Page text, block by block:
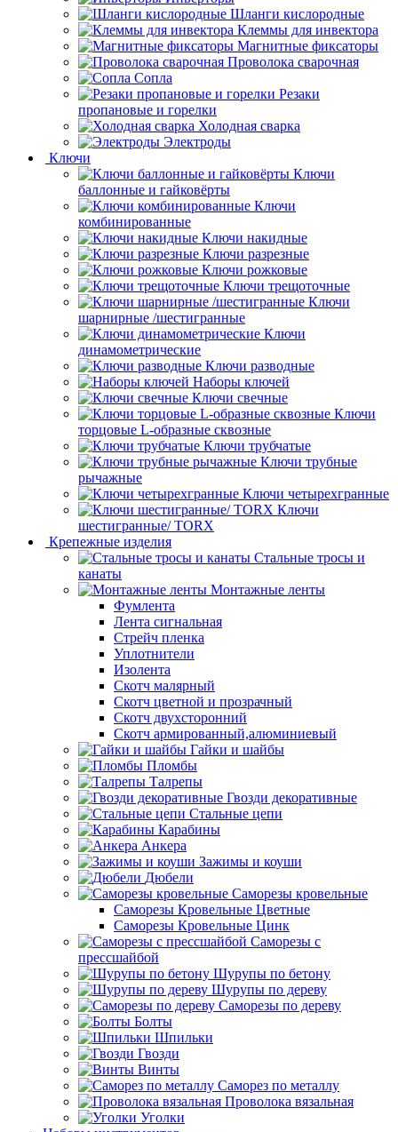
Шланги кислородные
Клеммы для инвектора
Магнитные фиксаторы
Проволока сварочная
Сопла
Резаки
пропановые и горелки
Холодная сварка
Электроды
Ключи
Ключи
баллонные и гайковёрты
Ключи
комбинированные
Ключи накидные
Ключи разрезные
Ключи рожковые
Ключи трещоточные
Ключи
шарнирные /шестигранные
Ключи
динамометрические
Ключи разводные
Наборы ключей
Ключи свечные
Ключи
торцовые L-образные сквозные
Ключи трубчатые
Ключи трубные
рычажные
Ключи четырехгранные
Ключи
шестигранные/ TORX
Крепежные изделия
Стальные тросы и
канаты
Монтажные ленты
Фумлента
Лента сигнальная
Стрейч пленка
Уплотнители
Изолента
Скотч малярный
Скотч цветной и прозрачный
Скотч двухсторонний
Скотч армированный,алюминиевый
Гайки и шайбы
Пломбы
Талрепы
Гвозди декоративные
Стальные цепи
Карабины
Анкера
Зажимы и коуши
Дюбели
Саморезы кровельные
Саморезы Кровельные Цветные
Саморезы Кровельные Цинк
Саморезы с
прессшайбой
Шурупы по бетону
Шурупы по дереву
Саморезы по дереву
Болты
Шпильки
Гвозди
Винты
Саморез по металлу
Проволока вязальная
Уголки